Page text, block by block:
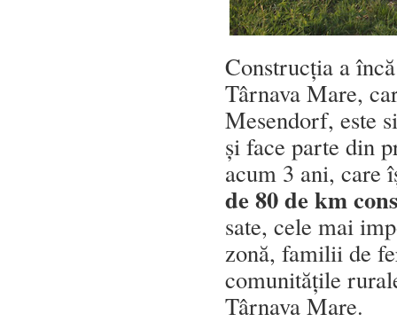
Construcția a
Târnava Mare,
Mesendorf, este
și face parte din
acum 3 ani, care
de 80 de km
sate, cele mai
zonă, familii de
comunitățile
Târnava Mare.